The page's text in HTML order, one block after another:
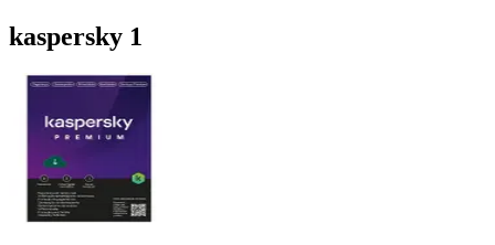
kaspersky 1